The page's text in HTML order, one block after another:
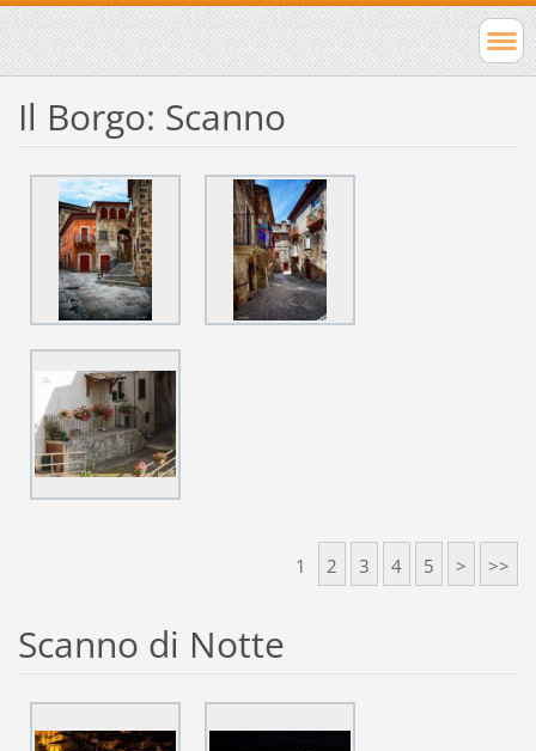
Il Borgo: Scanno
1 2 3 4 5 > >>
Scanno di Notte